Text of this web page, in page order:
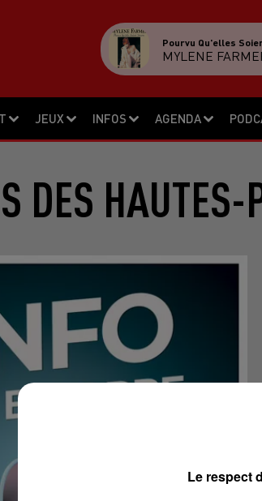
JEUX INFOS AGENDA
Pourvu Qu'elles
MYLENE
DES
Le respect